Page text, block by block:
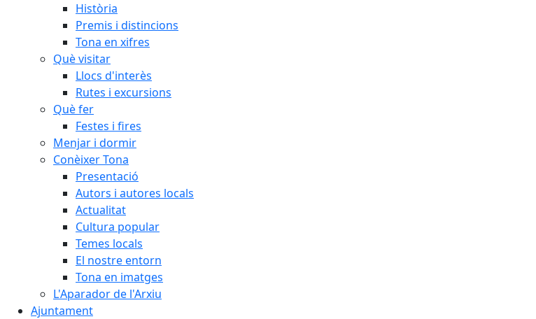
Història
Premis i distincions
Tona en xifres
Què visitar
Llocs d'interès
Rutes i excursions
Què fer
Festes i fires
Menjar i dormir
Conèixer Tona
Presentació
Autors i autores locals
Actualitat
Cultura popular
Temes locals
El nostre entorn
Tona en imatges
L'Aparador de l'Arxiu
Ajuntament